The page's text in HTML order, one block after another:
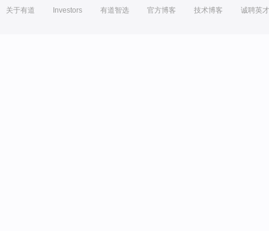
关于有道 Investors 有道智选 官方博客 技术博客 诚聘英才